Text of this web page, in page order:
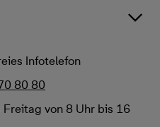
Infotelefon
80 80
Freitag von 8 Uhr bis 16